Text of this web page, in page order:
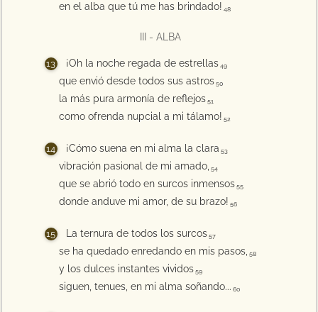
en el alba que tú me has brindado! 48
III - ALBA
¡Oh la noche regada de estrellas 49
que envió desde todos sus astros 50
la más pura armonía de reflejos 51
como ofrenda nupcial a mi tálamo! 52
¡Cómo suena en mi alma la clara 53
vibración pasional de mi amado, 54
que se abrió todo en surcos inmensos 55
donde anduve mi amor, de su brazo! 56
La ternura de todos los surcos 57
se ha quedado enredando en mis pasos, 58
y los dulces instantes vividos 59
siguen, tenues, en mi alma soñando... 60